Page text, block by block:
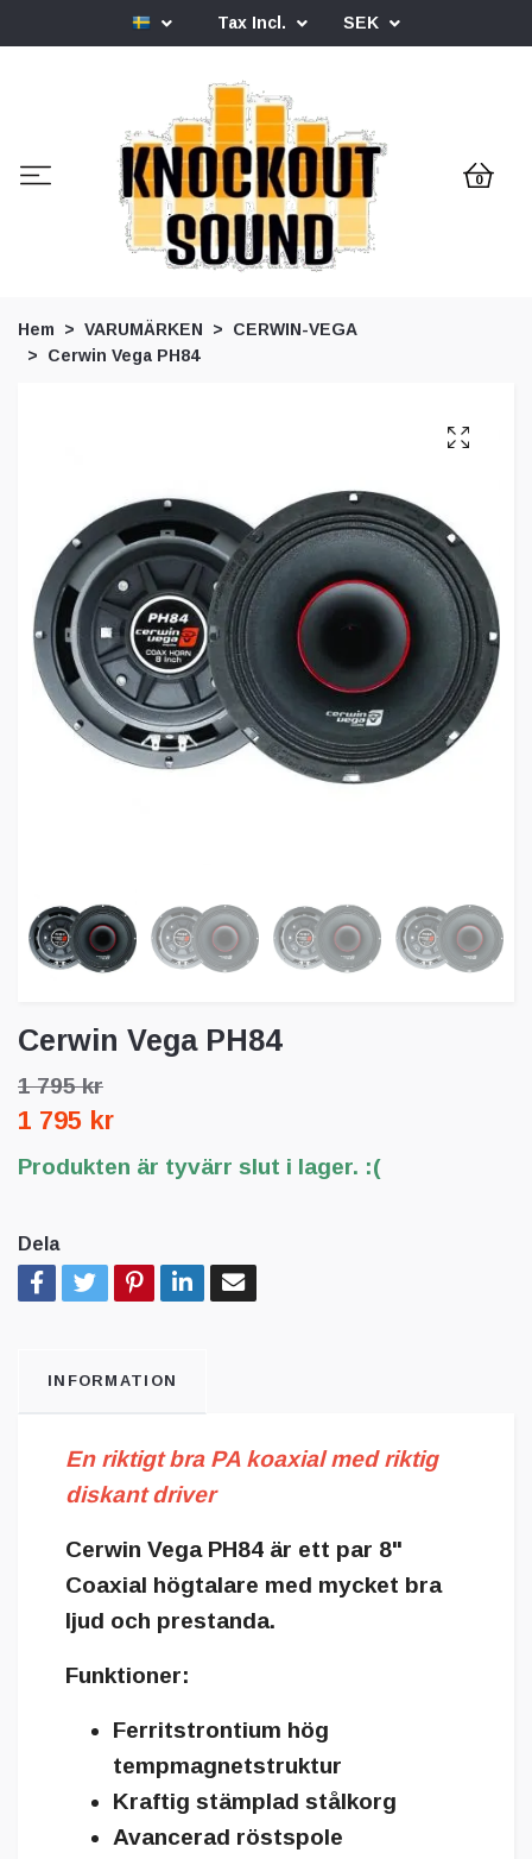
Tax Incl. SEK
0
Hem VARUMÄRKEN
CERWIN-VEGA
Cerwin Vega PH84
Cerwin Vega PH84
1 795 kr
1 795 kr
Produkten är tyvärr slut i lager. :(
Dela
INFORMATION
En riktigt bra PA koaxial med riktig
diskant driver
Cerwin Vega PH84 är ett par 8"
Coaxial högtalare med mycket bra
ljud och prestanda.
Funktioner:
Ferritstrontium hög
tempmagnetstruktur
Kraftig stämplad stålkorg
Avancerad röstspole